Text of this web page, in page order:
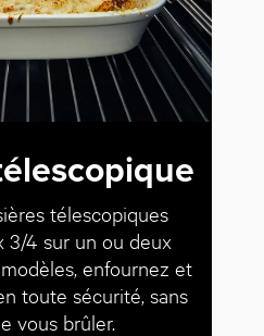
télescopiques
3/4 sur un ou deux
enfournez et
toute sécurité, sans
vous brûler.